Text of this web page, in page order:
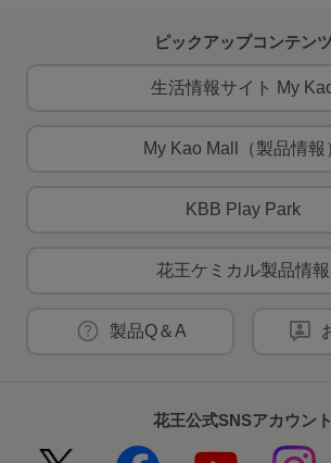
ピックアップコンテンツ
生活情報サイト My
My Kao Mall（製品情報
KBB Play Park
花王ケミカル製品情報
製品Q＆A
花王公式SNSアカウント